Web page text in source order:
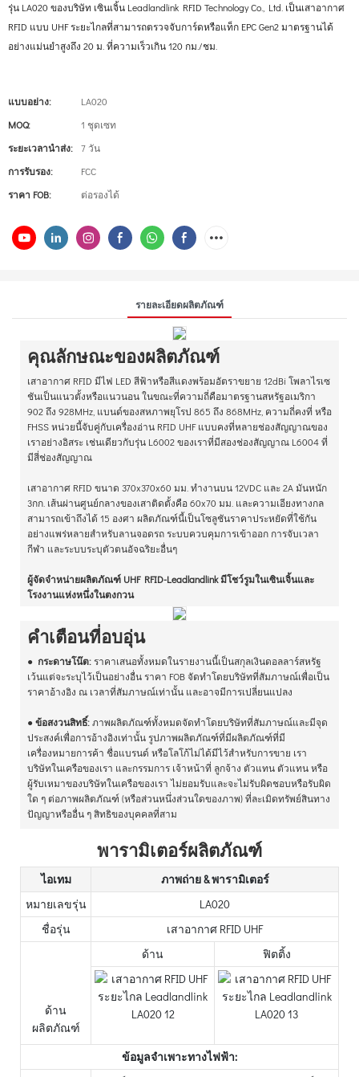
รุ่น LA020 ของบริษัท เซินเจิ้น Leadlandlink RFID Technology Co., Ltd. เป็นเสาอากาศ
RFID แบบ UHF ระยะไกลที่สามารถตรวจจับการ์ดหรือแท็ก EPC Gen2 มาตรฐานได้
อย่างแม่นยำสูงถึง 20 ม. ที่ความเร็วเกิน 120 กม./ชม.
แบบอย่าง:
LA020
MOQ:
1 ชุดเซท
ระยะเวลานำส่ง:
7 วัน
การรับรอง:
FCC
ราคา FOB:
ต่อรองได้
รายละเอียดผลิตภัณฑ์
คุณลักษณะของผลิตภัณฑ์
เสาอากาศ RFID มีไฟ LED สีฟ้าหรือสีแดงพร้อมอัตราขยาย 12dBi โพลาไรเซ
ชันเป็นแนวตั้งหรือแนวนอน ในขณะที่ความถี่คือมาตรฐานสหรัฐอเมริกา
902 ถึง 928MHz, แบนด์ของสหภาพยุโรป 865 ถึง 868MHz, ความถี่คงที่ หรือ
FHSS หน่วยนี้จับคู่กับเครื่องอ่าน RFID UHF แบบคงที่หลายช่องสัญญาณของ
เราอย่างอิสระ เช่นเดียวกับรุ่น L6002 ของเราที่มีสองช่องสัญญาณ L6004 ที่
มีสี่ช่องสัญญาณ
เสาอากาศ RFID ขนาด 370x370x60 มม. ทำงานบน 12VDC และ 2A มันหนัก
3กก. เส้นผ่านศูนย์กลางของเสาติดตั้งคือ 60x70 มม. และความเอียงทางกล
สามารถเข้าถึงได้ 15 องศา ผลิตภัณฑ์นี้เป็นโซลูชันราคาประหยัดที่ใช้กัน
อย่างแพร่หลายสำหรับลานจอดรถ ระบบควบคุมการเข้าออก การจับเวลา
กีฬา และระบบระบุตัวตนอัจฉริยะอื่นๆ
ผู้จัดจำหน่ายผลิตภัณฑ์ UHF RFID-Leadlandlink มีโชว์รูมในเซินเจิ้นและ
โรงงานแห่งหนึ่งในตงกวน
คำเตือนที่อบอุ่น
● กระดาษโน๊ต: ราคาเสนอทั้งหมดในรายงานนี้เป็นสกุลเงินดอลลาร์สหรัฐ
เว้นแต่จะระบุไว้เป็นอย่างอื่น ราคา FOB จัดทำโดยบริษัทที่สัมภาษณ์เพื่อเป็น
ราคาอ้างอิง ณ เวลาที่สัมภาษณ์เท่านั้น และอาจมีการเปลี่ยนแปลง
●ข้อสงวนสิทธิ์:ภาพผลิตภัณฑ์ทั้งหมดจัดทำโดยบริษัทที่สัมภาษณ์และมีจุด
ประสงค์เพื่อการอ้างอิงเท่านั้น รูปภาพผลิตภัณฑ์ที่มีผลิตภัณฑ์ที่มี
เครื่องหมายการค้า ชื่อแบรนด์ หรือโลโก้ไม่ได้มีไว้สำหรับการขาย เรา
บริษัทในเครือของเรา และกรรมการ เจ้าหน้าที่ ลูกจ้าง ตัวแทน ตัวแทน หรือ
ผู้รับเหมาของบริษัทในเครือของเรา ไม่ยอมรับและจะไม่รับผิดชอบหรือรับผิด
ใด ๆ ต่อภาพผลิตภัณฑ์ (หรือส่วนหนึ่งส่วนใดของภาพ) ที่ละเมิดทรัพย์สินทาง
ปัญญาหรืออื่น ๆ สิทธิของบุคคลที่สาม
พารามิเตอร์ผลิตภัณฑ์
ไอเทม
ภาพถ่าย & พารามิเตอร์
หมายเลขรุ่น
LA020
ชื่อรุ่น
เสาอากาศ RFID UHF
ด้าน
ผลิตภัณฑ์
ด้าน ฟิตติ้ง
ข้อมูลจำเพาะทางไฟฟ้า: